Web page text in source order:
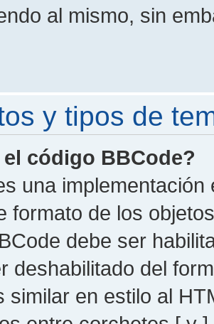
al mismo, sin
y tipos de
el código BBCode?
una
formato de los
debe ser
deshabilitado del
similar en estilo al